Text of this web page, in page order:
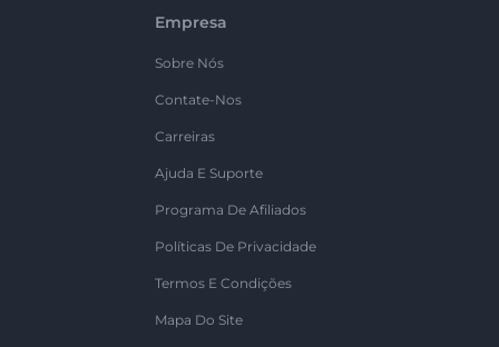
Empresa
Sobre Nós
Contate-Nos
Carreiras
Ajuda E Suporte
Programa De Afiliados
Políticas De Privacidade
Termos E Condições
Mapa Do Site